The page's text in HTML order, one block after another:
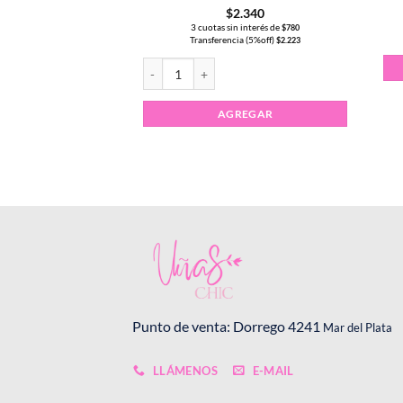
$2.340
3 cuotas sin interés de$780
Transferencia (5%off)$2.223
AGREGAR
Punto de venta: Dorrego 4241 Mar del Plata
LLÁMENOS E-MAIL